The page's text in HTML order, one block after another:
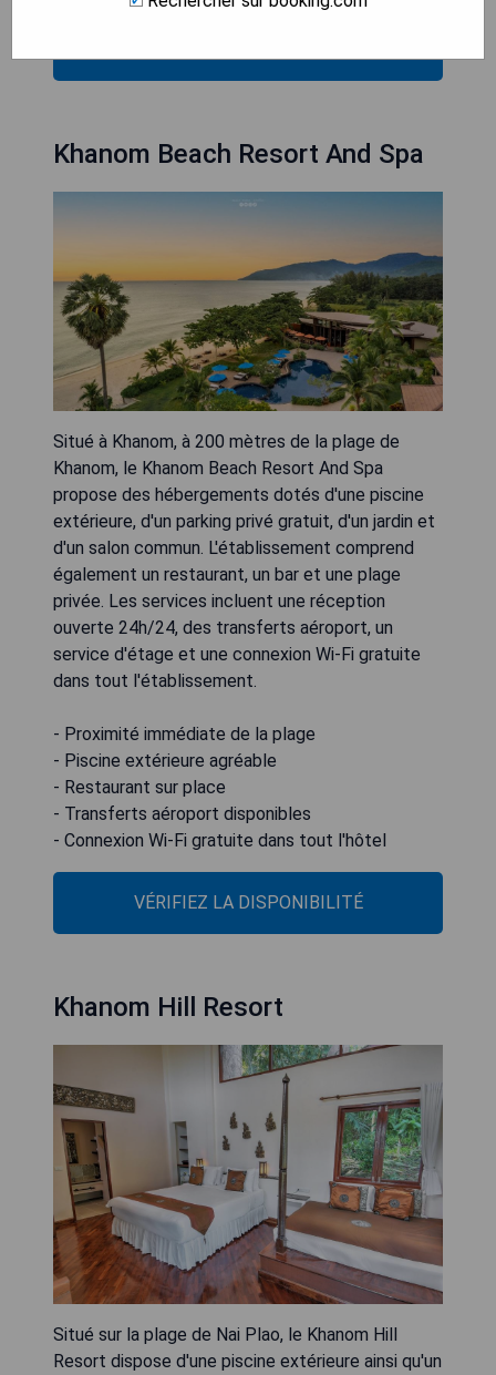
Khanom Beach Resort And Spa
Situé à Khanom, à 200 mètres de la plage de
Khanom, le Khanom Beach Resort And Spa
propose des hébergements dotés d'une piscine
extérieure, d'un parking privé gratuit, d'un jardin et
d'un salon commun. L'établissement comprend
également un restaurant, un bar et une plage
privée. Les services incluent une réception
ouverte 24h/24, des transferts aéroport, un
service d'étage et une connexion Wi-Fi gratuite
dans tout l'établissement.
- Proximité immédiate de la plage
- Piscine extérieure agréable
- Restaurant sur place
- Transferts aéroport disponibles
- Connexion Wi-Fi gratuite dans tout l'hôtel
VÉRIFIEZ LA DISPONIBILITÉ
Khanom Hill Resort
Situé sur la plage de Nai Plao, le Khanom Hill
Resort dispose d'une piscine extérieure ainsi qu'un